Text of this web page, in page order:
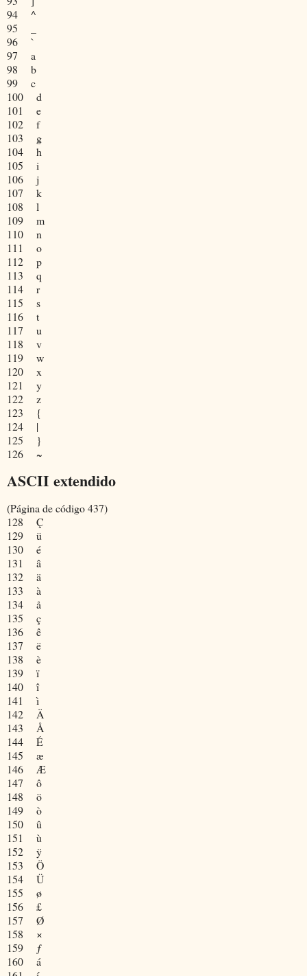
94
^
95
96
`
97
a
98
b
99
c
100
d
101
e
102
f
103
g
104
h
105
i
106
j
107
k
108
l
109
m
110
n
111
o
112
p
113
q
114
r
115
s
116
t
117
u
118
v
119
w
120
x
121
y
122
z
123
{
124
|
125
}
126
~
ASCII extendido
(Página de código 437)
128
Ç
129
ü
130
é
131
â
132
ä
133
à
134
å
135
ç
136
ê
137
ë
138
è
139
ï
140
î
141
ì
142
Ä
143
Å
144
É
145
æ
146
Æ
147
ô
148
ö
149
ò
150
û
151
ù
152
ÿ
153
Ö
154
Ü
155
ø
156
£
157
Ø
158
×
159
ƒ
160
á